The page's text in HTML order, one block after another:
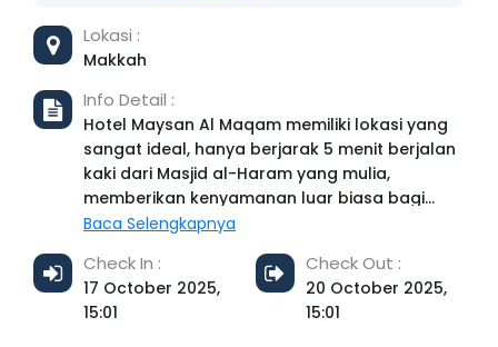
FJ87+42، أبو أيوب الأنصاري،, Bada'ah, Medina
42311, Saudi Arabia Phone: +966 54 008 3941
Lokasi :
Makkah
Info Detail :
Hotel Maysan Al Maqam memiliki lokasi yang
sangat ideal, hanya berjarak 5 menit berjalan
kaki dari Masjid al-Haram yang mulia,
memberikan kenyamanan luar biasa bagi
para peziarah dan pengunjung. Kamar-kamar
kenyamanan sebagai prioritas utama. Setiap
kamar dilengkapi dengan TV layar datar, ketel
listrik, dan kamar mandi pribadi yang
Baca Selengkapnya
Check In :
17 October 2025,
15:01
Check Out :
20 October 2025,
15:01